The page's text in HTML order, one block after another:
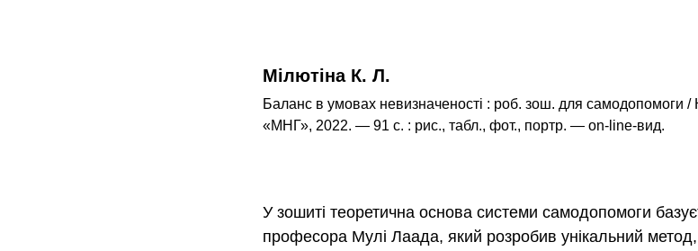
Мілютіна К. Л.
Баланс в умовах невизначеності : роб. зош. для
«МНГ», 2022. — 91 с. : рис., табл., фот., портр. — оn-line-вид.
У зошиті теоретична основа системи самодопомоги
професора Мулі Лаада, який розробив унікальний